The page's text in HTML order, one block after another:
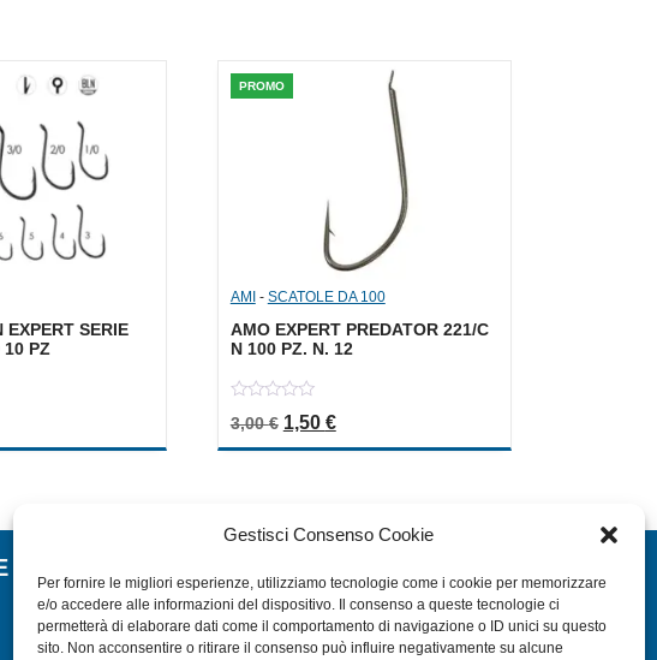
Gestisci Consenso Cookie
Per fornire le migliori esperienze, utilizziamo tecnologie come i cookie per memorizzare
e/o accedere alle informazioni del dispositivo. Il consenso a queste tecnologie ci
permetterà di elaborare dati come il comportamento di navigazione o ID unici su questo
sito. Non acconsentire o ritirare il consenso può influire negativamente su alcune
EXPERT SERIE
10 PZ
originale era: 4,50 €.
prezzo attuale è: 2,25 €.
PROMO
AMI - SCATOLE DA 100
AMO EXPERT PREDATOR 221/C
N 100 PZ. N. 12
out
3,00€ Il prezzo originale era: 3,00 €.
1,50 €Il prezzo attuale è: 1,50 €.
HOME
SHOP